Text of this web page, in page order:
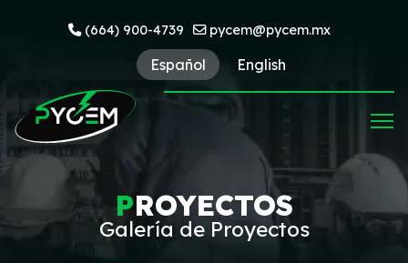
(664) 900-4739 pycem@pycem.mx
Español English
PROYECTOS
Galería de Proyectos